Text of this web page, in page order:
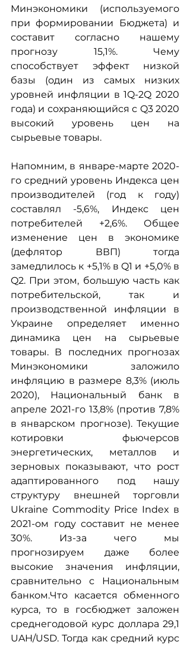
Минэкономики (используемого
при формировании Бюджета) и
составит согласно нашему
прогнозу 15,1%. Чему
способствует эффект низкой
базы (один из самых низких
уровней инфляции в 1Q-2Q 2020
года) и сохраняющийся с Q3 2020
высокий уровень цен на
сырьевые товары.
Напомним, в январе-марте 2020-
го средний уровень Индекса цен
производителей (год к году)
cоставлял -5,6%, Индекс цен
потребителей +2,6%. Общее
изменение цен в экономике
(дефлятор ВВП) тогда
замедлилось к +5,1% в Q1 и +5,0% в
Q2. При этом, большую часть как
потребительской, так и
производственной инфляции в
Украине определяет именно
динамика цен на сырьевые
товары. В последних прогнозах
Минэкономики заложило
инфляцию в размере 8,3% (июль
2020), Национальный банк в
апреле 2021-го 13,8% (против 7,8%
в январском прогнозе). Текущие
котировки фьючерсов
энергетических, металлов и
зерновых показывают, что рост
адаптированного под нашу
структуру внешней торговли
Ukraine Commodity Price Index в
2021-ом году составит не менее
30%. Из-за чего мы
прогнозируем даже более
высокие значения инфляции,
сравнительно с Национальным
банком.Что касается обменного
курса, то в госбюджет заложен
среднегодовой курс доллара 29,1
UAH/USD. Тогда как средний курс